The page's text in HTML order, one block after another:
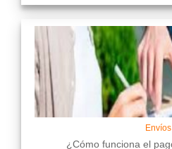
Envíos
¿Cómo funciona el